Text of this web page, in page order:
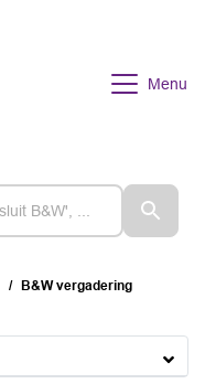
Menu
B&W vergadering